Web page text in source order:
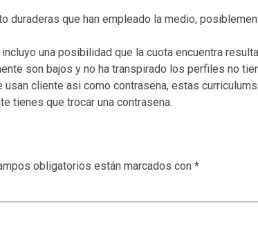
duraderas que han empleado la medio,
una posibilidad que la cuota encuentra
son bajos y no ha transpirado los perfiles no
cliente asi­ como contrasena, estas
tienes que trocar una contrasena.
obligatorios están marcados con *